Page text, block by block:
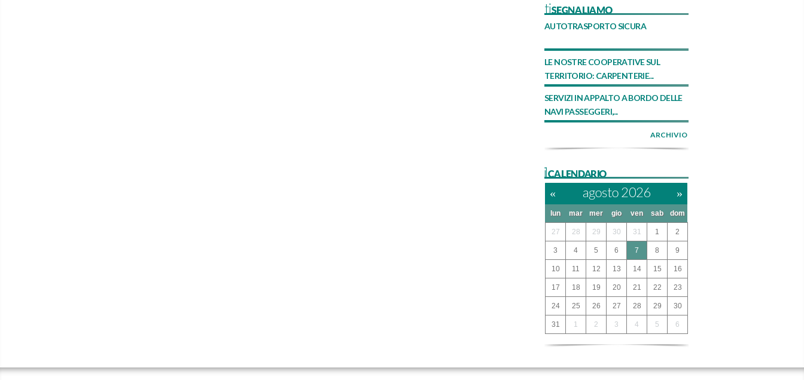
tiSEGNALIAMO
AUTOTRASPORTO SICURA
LE NOSTRE COOPERATIVE SUL
TERRITORIO: CARPENTERIE...
SERVIZI IN APPALTO A BORDO DELLE
NAVI PASSEGGERI,...
ARCHIVIO
ilCALENDARIO
« agosto 2026 »
lun mar mer gio ven sab dom
27 28 29 30 31 1 2
3 4 5 6 7 8 9
10 11 12 13 14 15 16
17 18 19 20 21 22 23
24 25 26 27 28 29 30
31 1 2 3 4 5 6